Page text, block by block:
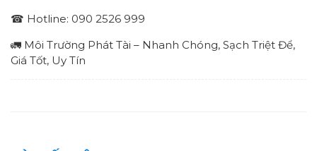
☎ Hotline: 090 2526 999
🚛 Môi Trường Phát Tài – Nhanh Chóng, Sạch Triệt Để,
Giá Tốt, Uy Tín